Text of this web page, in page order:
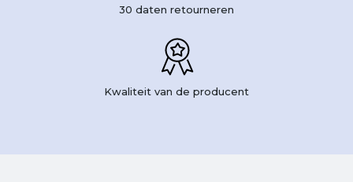
30 daten retourneren
Kwaliteit van de producent